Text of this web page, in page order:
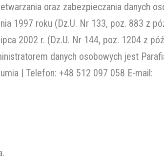
oraz zabezpieczania danych
1997 roku (Dz.U. Nr 133, poz. 883 z
2002 r. (Dz.U. Nr 144, poz. 1204 z
danych osobowych jest
| Telefon: +48 512 097 058 E-mail: